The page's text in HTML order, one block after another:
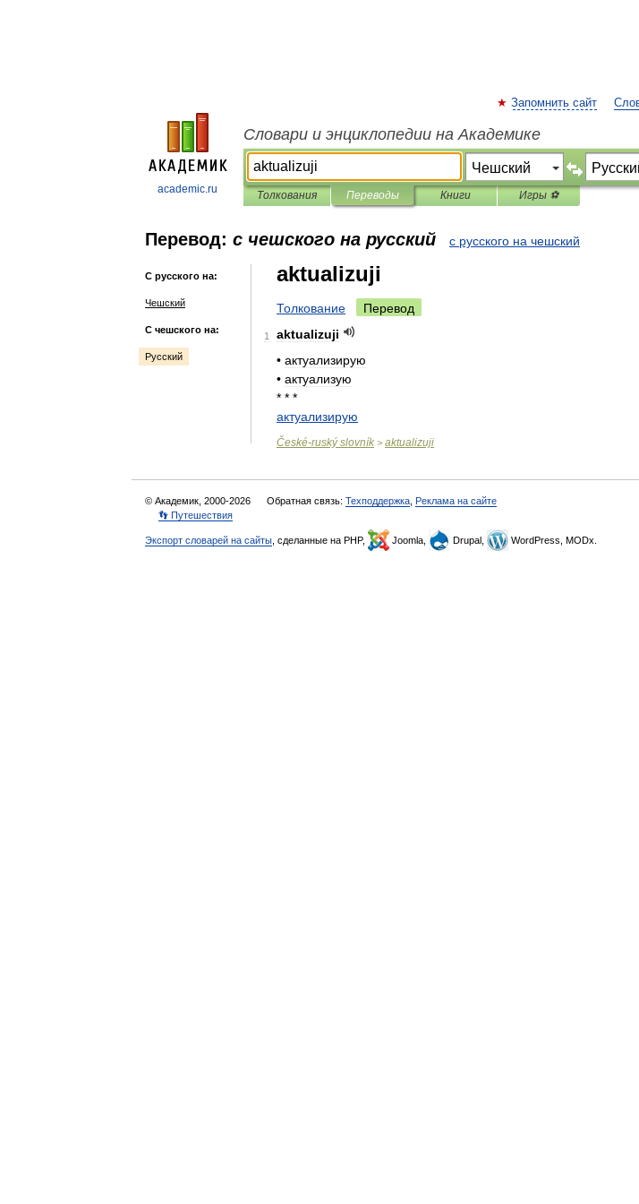
academic.ru
Запомнить сайт
Словари и энциклопедии на Академике
Толкования Переводы Книги Игры ⚽
Перевод: с чешского на русский с русского на чешский
С русского на:
Чешский
С чешского на:
Русский
aktualizuji
Толкование Перевод
1
aktualizuji
• актуализирую
• актуализую
* * *
актуализирую
České-ruský slovník > aktualizuji
© Академик, 2000-2026 Обратная связь: Техподдержка Реклама на сайте
👣 Путешествия
Экспорт словарей на сайты , сделанные на PHP, Joomla, Drupal, WordPress, MODx.